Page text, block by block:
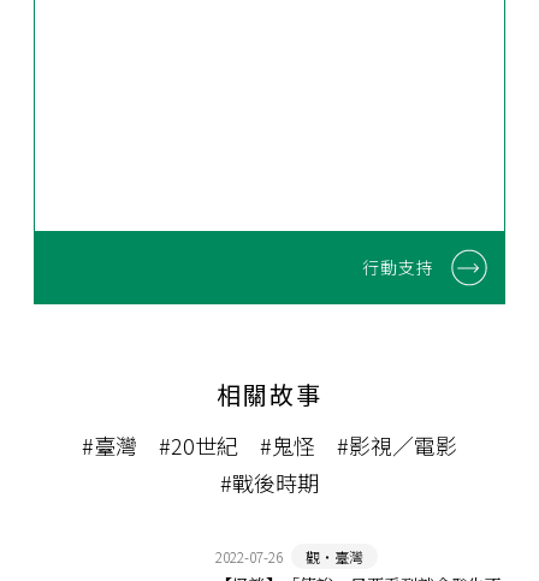
行動支持
相關故事
#臺灣 #20世紀 #鬼怪
#影視／電影
#戰後時期
2022-07-26 觀‧臺灣